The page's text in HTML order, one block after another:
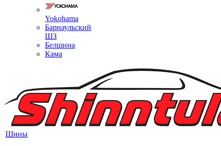
Yokohama
Барнаульский
ШЗ
Белшина
Кама
Шины